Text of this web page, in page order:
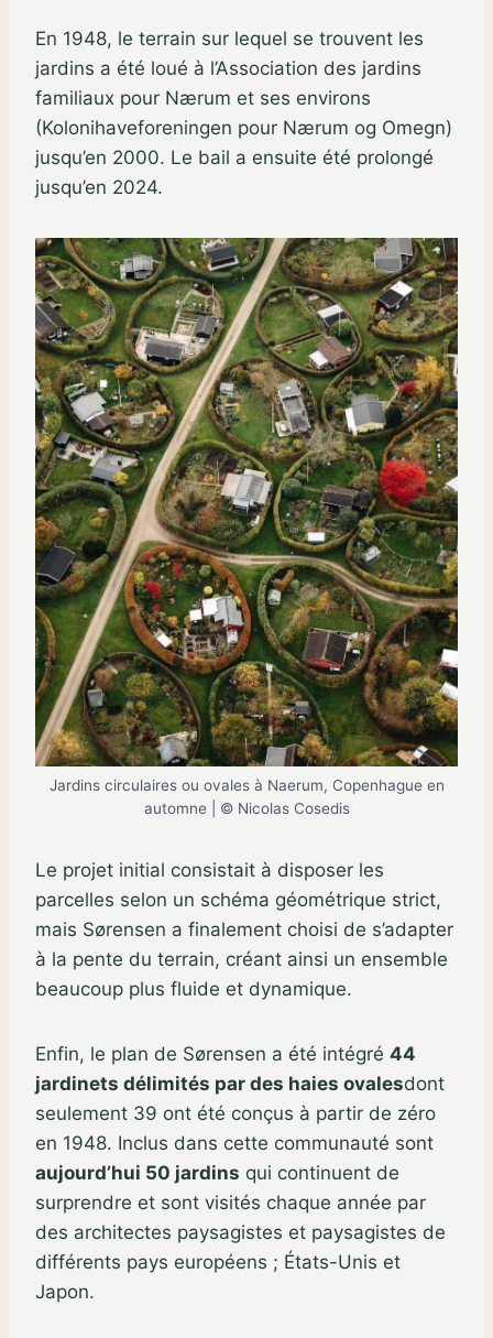
En 1948, le terrain sur lequel se trouvent les
jardins a été loué à l’Association des jardins
familiaux pour Nærum et ses environs
(Kolonihaveforeningen pour Nærum og Omegn)
jusqu’en 2000. Le bail a ensuite été prolongé
jusqu’en 2024.
Jardins circulaires ou ovales à Naerum, Copenhague en
automne | © Nicolas Cosedis
Le projet initial consistait à disposer les
parcelles selon un schéma géométrique strict,
mais Sørensen a finalement choisi de s’adapter
à la pente du terrain, créant ainsi un ensemble
beaucoup plus fluide et dynamique.
Enfin, le plan de Sørensen a été intégré 44
jardinets délimités par des haies ovalesdont
seulement 39 ont été conçus à partir de zéro
en 1948. Inclus dans cette communauté sont
aujourd’hui 50 jardins qui continuent de
surprendre et sont visités chaque année par
des architectes paysagistes et paysagistes de
différents pays européens ; États-Unis et
Japon.